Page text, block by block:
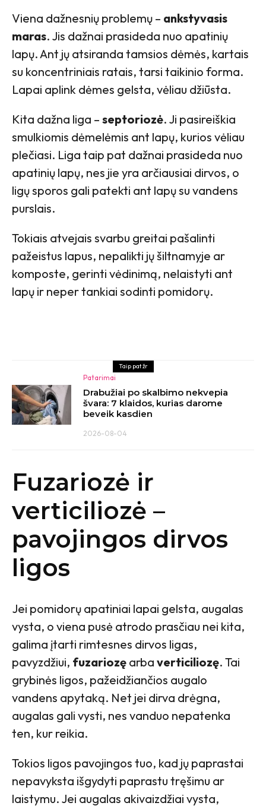
Viena dažnesnių problemų – ankstyvasis
maras. Jis dažnai prasideda nuo apatinių
lapų. Ant jų atsiranda tamsios dėmės, kartais
su koncentriniais ratais, tarsi taikinio forma.
Lapai aplink dėmes gelsta, vėliau džiūsta.
Kita dažna liga – septoriozė. Ji pasireiškia
smulkiomis dėmelėmis ant lapų, kurios vėliau
plečiasi. Liga taip pat dažnai prasideda nuo
apatinių lapų, nes jie yra arčiausiai dirvos, o
ligų sporos gali patekti ant lapų su vandens
purslais.
Tokiais atvejais svarbu greitai pašalinti
pažeistus lapus, nepalikti jų šiltnamyje ar
komposte, gerinti vėdinimą, nelaistyti ant
lapų ir neper tankiai sodinti pomidorų.
Taip pat žr
Patarimai
Drabužiai po skalbimo nekvepia
švara: 7 klaidos, kurias darome
beveik kasdien
2026-08-04
Fuzariozė ir
verticiliozė –
pavojingos dirvos
ligos
Jei pomidorų apatiniai lapai gelsta, augalas
vysta, o viena pusė atrodo prasčiau nei kita,
galima įtarti rimtesnes dirvos ligas,
pavyzdžiui, fuzariozę arba verticiliozę. Tai
grybinės ligos, pažeidžiančios augalo
vandens apytaką. Net jei dirva drėgna,
augalas gali vysti, nes vanduo nepatenka
ten, kur reikia.
Tokios ligos pavojingos tuo, kad jų paprastai
nepavyksta išgydyti paprastu tręšimu ar
laistymu. Jei augalas akivaizdžiai vysta,